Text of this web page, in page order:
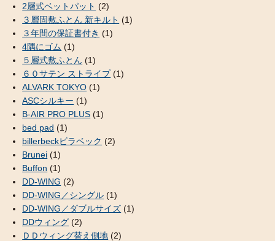
2層式ベットパット (2)
３層固敷ふとん 新キルト (1)
３年間の保証書付き (1)
4隅にゴム (1)
５層式敷ふとん (1)
６０サテン ストライプ(1)
ALVARK TOKYO (1)
ASCシルキー (1)
B-AIR PRO PLUS (1)
bed pad (1)
billerbeckビラベック (2)
Brunei (1)
Buffon (1)
DD-WING (2)
DD-WING／シングル (1)
DD-WING／ダブルサイズ (1)
DDウィング (2)
ＤＤウィング替え側地 (2)